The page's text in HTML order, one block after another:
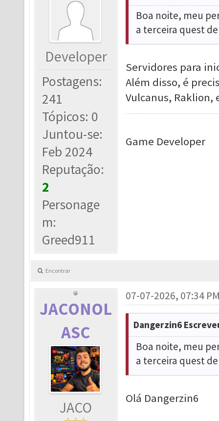
Developer
Postagens:
241
Tópicos: 0
Juntou-se:
Feb 2024
Reputação:
2
Personage
m:
Greed911
Boa noite, meu
a terceira quest
Servidores para
Além disso, é
Vulcanus, Raklion,
Game Developer
Encontrar
JACONOL
ASC
JACO
07-07-2026, 07:34
Dangerzin6
Boa noite, meu
a terceira quest
Olá Dangerzin6